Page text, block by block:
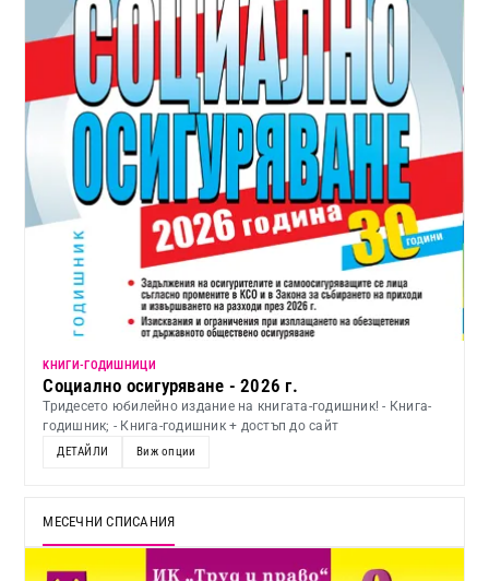
KНИГИ-ГОДИШНИЦИ
Социално осигуряване - 2026 г.
Тридесето юбилейно издание на книгата-годишник! - Книга-
годишник; - Книга-годишник + достъп до сайт
ДЕТАЙЛИ Виж опции
МЕСЕЧНИ СПИСАНИЯ